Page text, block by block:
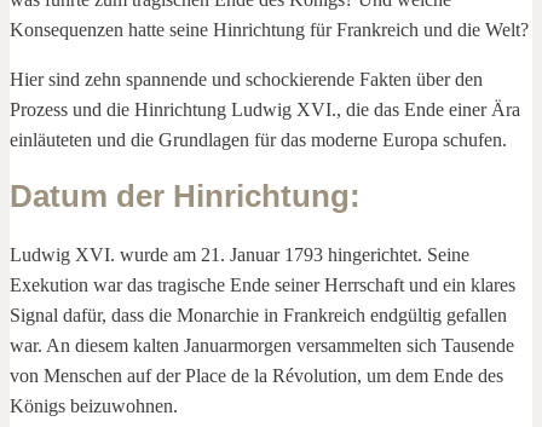
Konsequenzen hatte seine Hinrichtung für Frankreich und die Welt?
Hier sind zehn spannende und schockierende Fakten über den
Prozess und die Hinrichtung Ludwig XVI., die das Ende einer Ära
einläuteten und die Grundlagen für das moderne Europa schufen.
Datum der Hinrichtung:
Ludwig XVI. wurde am 21. Januar 1793 hingerichtet. Seine
Exekution war das tragische Ende seiner Herrschaft und ein klares
Signal dafür, dass die Monarchie in Frankreich endgültig gefallen
war. An diesem kalten Januarmorgen versammelten sich Tausende
von Menschen auf der Place de la Révolution, um dem Ende des
Königs beizuwohnen.